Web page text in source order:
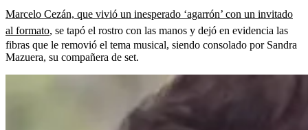
Marcelo Cezán, que vivió un inesperado ‘agarrón’ con un invitado
al formato, se tapó el rostro con las manos y dejó en evidencia las
fibras que le removió el tema musical, siendo consolado por Sandra
Mazuera, su compañera de set.